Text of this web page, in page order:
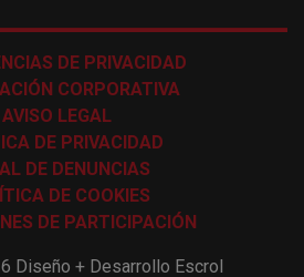
DE PRIVACIDAD
CORPORATIVA
AVISO LEGAL
DE PRIVACIDAD
DE DENUNCIAS
DE COOKIES
DE PARTICIPACIÓN
Diseño + Desarrollo Escrol